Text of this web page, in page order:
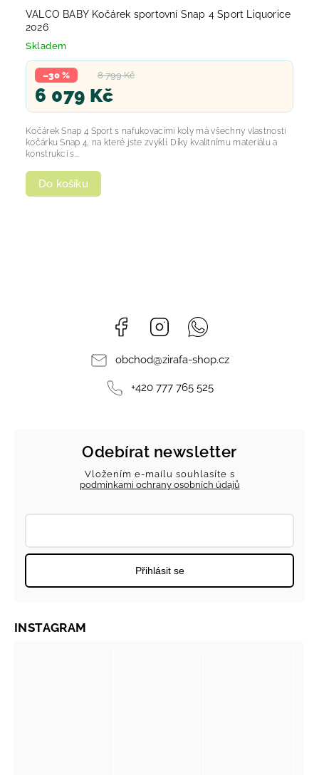
VALCO BABY Kočárek sportovní Snap 4 Sport Liquorice
2026
Skladem
8 799 Kč
–30 %
6 079 Kč
Do košíku
Kočárek Snap 4 Sport s nafukovacími koly má všechny vlastnosti
kočárku Snap 4, na které jste zvyklí. Díky kvalitnímu materiálu a
konstrukci s...
Facebook Instagram
obchod@zirafa-shop.cz
+420 777 765 525
Odebírat newsletter
Vložením e-mailu souhlasíte s
podmínkami ochrany osobních údajů
Přihlásit se
INSTAGRAM